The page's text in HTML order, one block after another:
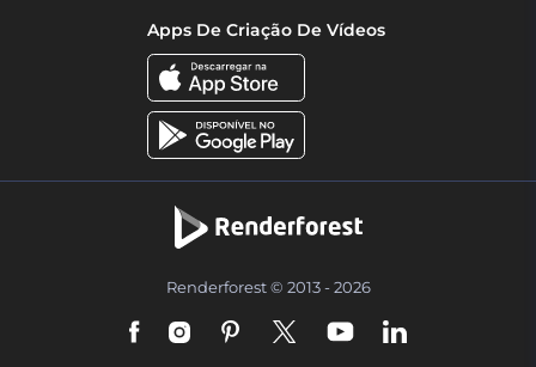
Apps De Criação De Vídeos
Renderforest © 2013 - 2026